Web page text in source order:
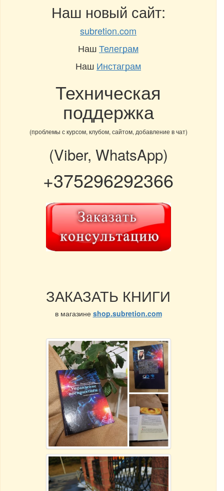
Наш новый сайт:
subretion.com
НашТелеграм
Наш Инстаграм
Техническая
поддержка
(проблемы с курсом, клубом, сайтом, добавление в чат)
(Viber, WhatsApp)
+375296292366
ЗАКАЗАТЬ КНИГИ
в магазине shop.subretion.com